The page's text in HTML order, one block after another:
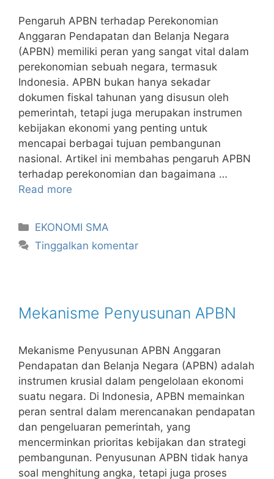
Pengaruh APBN terhadap Perekonomian
Anggaran Pendapatan dan Belanja Negara
(APBN) memiliki peran yang sangat vital dalam
perekonomian sebuah negara, termasuk
Indonesia. APBN bukan hanya sekadar
dokumen fiskal tahunan yang disusun oleh
pemerintah, tetapi juga merupakan instrumen
kebijakan ekonomi yang penting untuk
mencapai berbagai tujuan pembangunan
nasional. Artikel ini membahas pengaruh APBN
terhadap perekonomian dan bagaimana …
Read more
Kategori
EKONOMI SMA
Tinggalkan komentar
Mekanisme Penyusunan APBN
Mekanisme Penyusunan APBN Anggaran
Pendapatan dan Belanja Negara (APBN) adalah
instrumen krusial dalam pengelolaan ekonomi
suatu negara. Di Indonesia, APBN memainkan
peran sentral dalam merencanakan pendapatan
dan pengeluaran pemerintah, yang
mencerminkan prioritas kebijakan dan strategi
pembangunan. Penyusunan APBN tidak hanya
soal menghitung angka, tetapi juga proses